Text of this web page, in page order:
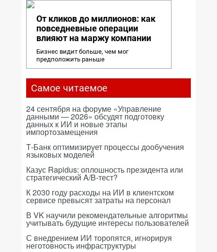
От кликов до миллионов: как
повседневные операции
влияют на маржу компании
Бизнес видит больше, чем мог
предположить раньше
Самое читаемое
24 сентября на форуме «Управление
данными — 2026» обсудят подготовку
данных к ИИ и новые этапы
импортозамещения
Т-Банк оптимизирует процессы дообучения
языковых моделей
Казус Rapidus: оплошность президента или
стратегический A/B-тест?
К 2030 году расходы на ИИ в клиентском
сервисе превысят затраты на персонал
В VK научили рекомендательные алгоритмы
учитывать будущие интересы пользователей
С внедрением ИИ торопятся, игнорируя
неготовность инфраструктуры